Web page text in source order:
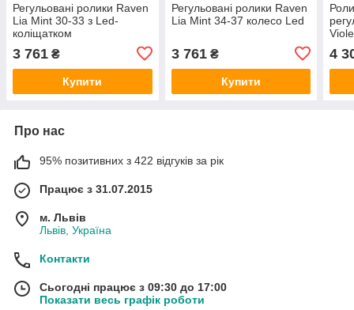
Регульовані ролики Raven
Lia Mint 30-33 з Led-
коліщатком
3 761 ₴
Купити
Регульовані ролики Raven
Lia Mint 34-37 колесо Led
3 761₴
Купити
4
Про нас
95% позитивних з 422 відгуків за рік
Працює з 31.07.2015
м. Львів
Львів, Україна
Контакти
Сьогодні працює з 09:30 до 17:00
Показати весь графік роботи